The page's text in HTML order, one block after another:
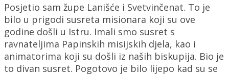
Posjetio sam župe Lanišće i Svetvinčenat. To je
bilo u prigodi susreta misionara koji su ove
godine došli u Istru. Imali smo susret s
ravnateljima Papinskih misijskih djela, kao i
animatorima koji su došli iz naših biskupija. Bio je
to divan susret. Pogotovo je bilo lijepo kad su se